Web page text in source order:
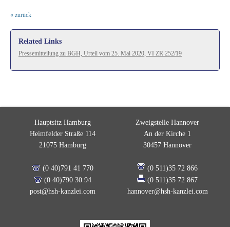
« zurück
Related Links
Pressemitteilung zu BGH, Urteil vom 25. Mai 2020, VI ZR 252/19
Hauptsitz Hamburg
Heimfelder Straße 114
21075 Hamburg
(0 40)791 41 770
(0 40)790 30 94
post@hsh-kanzlei.com
Zweigstelle Hannover
An der Kirche 1
30457 Hannover
(0 511)35 72 866
(0 511)35 72 867
hannover@hsh-kanzlei.com